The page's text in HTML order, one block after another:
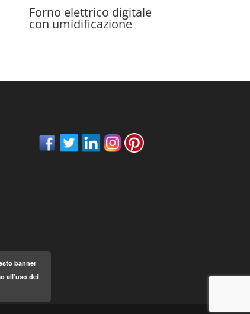
Forno elettrico digitale
con umidificazione
banner
all’uso dei